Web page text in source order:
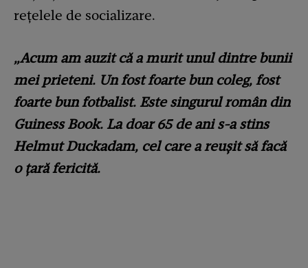
rețelele de socializare.
„Acum am auzit că a murit unul dintre bunii
mei prieteni. Un fost foarte bun coleg, fost
foarte bun fotbalist. Este singurul român din
Guiness Book. La doar 65 de ani s-a stins
Helmut Duckadam, cel care a reușit să facă
o țară fericită.